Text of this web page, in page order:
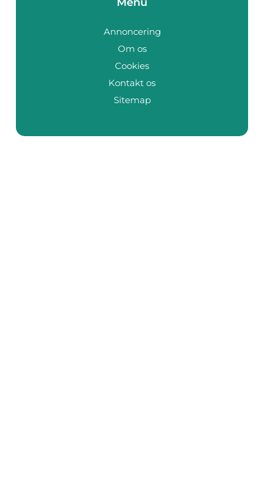
Annoncering
Om os
Cookies
Kontakt os
Sitemap